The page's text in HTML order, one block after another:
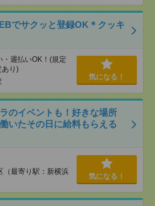
でサクッと登録OK＊クッキ
週払いOK！(規定
り)
気になる！
のイベントも！好きな場所
いたその日に給料もらえる
（最寄り駅：新横浜
気になる！